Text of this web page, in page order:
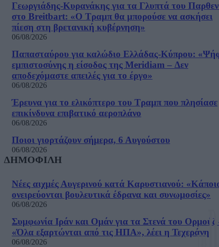
Γεωργιάδης-Κυρανάκης για τα Γλυπτά του
στο Breitbart: «Ο Τραμπ θα μπορούσε να ασκήσει
πίεση στη βρετανική κυβέρνηση»
06/08/2026
Παπασταύρου για καλώδιο Ελλάδας-Κύπρου:
εμπιστοσύνης η είσοδος της Meridiam – Δεν
αποδεχόμαστε απειλές για το έργο»
06/08/2026
Έρευνα για το ελικόπτερο του Τραμπ που πλησίασε
επικίνδυνα επιβατικό αεροπλάνο
06/08/2026
Ποιοι γιορτάζουν σήμερα, 6 Αυγούστου
06/08/2026
ΔΗΜΟΦΙΛΗ
Νέες αιχμές Αυγερινού κατά Καρυστιανού:
ονειρεύονται βουλευτικά έδρανα και συνωμοσίες»
06/08/2026
Συμφωνία Ιράν και Ομάν για τα Στενά του Ορμούζ
«Όλα εξαρτώνται από τις ΗΠΑ», λέει η Τεχεράνη
06/08/2026